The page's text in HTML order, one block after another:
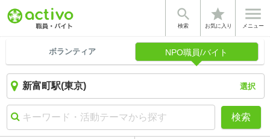

検索
star
お気に入り

メニュー
ボランティア NPO職員/バイト
選択
検索